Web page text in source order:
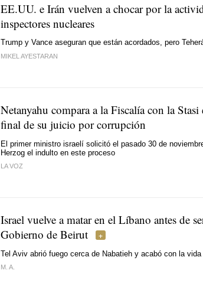
EE.UU. e Irán vuelven a chocar por la
inspectores nucleares
Trump y Vance aseguran que están acordados, pero
MIKEL AYESTARAN
Netanyahu compara a la Fiscalía con la Stasi
final de su juicio por corrupción
El primer ministro israelí solicitó el pasado 30 de
Herzog el indulto en este proceso
LA VOZ
Israel vuelve a matar en el Líbano antes de
Gobierno de Beirut
Tel Aviv abrió fuego cerca de Nabatieh y acabó con la
M. A.